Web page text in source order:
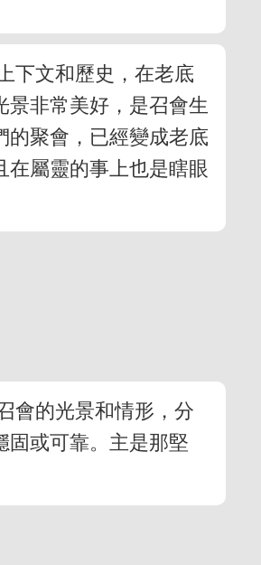
下文和歷史，在老底
非常美好，是召會生
的聚會，已經變成老底
屬靈的事上也是瞎眼
會的光景和情形，分
固或可靠。主是那堅